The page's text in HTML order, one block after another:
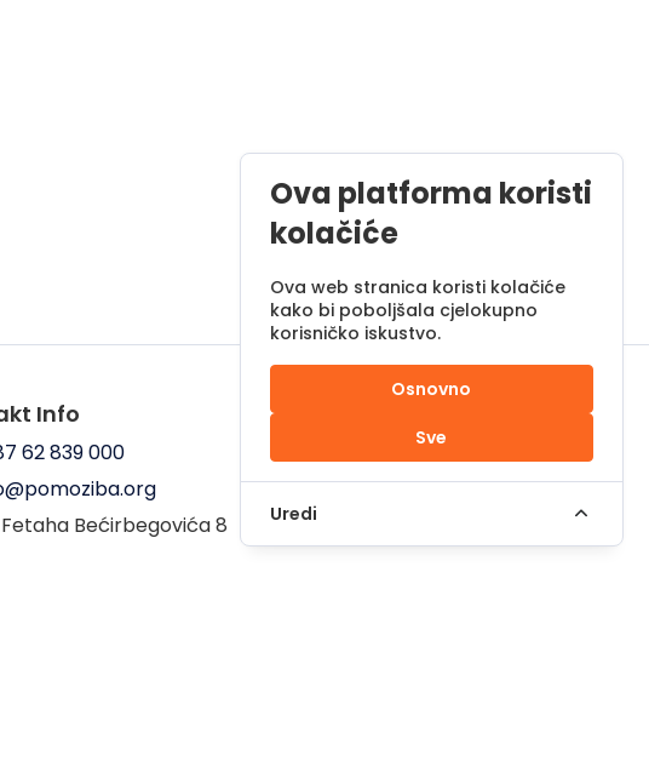
Info
62 839 000
Bećirbegovića 8
Pon - Pet od 08 do 17h
Sub od 10 do 17h
Nedjelja - neradni dan
Ova platforma koristi
kolačiće
Ova web stranica koristi kolačiće
kako bi poboljšala cjelokupno
korisničko iskustvo.
Osnovno
Sve
Uredi